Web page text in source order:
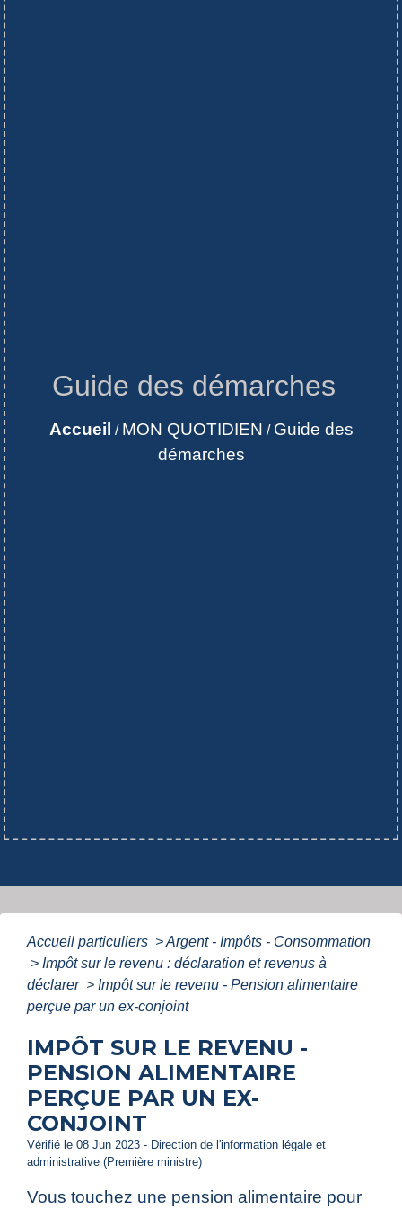
Guide des démarches
Accueil / MON QUOTIDIEN / Guide des
démarches
Accueil particuliers >Argent - Impôts - Consommation
> Impôt sur le revenu : déclaration et revenus à
déclarer > Impôt sur le revenu - Pension alimentaire
perçue par un ex-conjoint
IMPÔT SUR LE REVENU -
PENSION ALIMENTAIRE
PERÇUE PAR UN EX-
CONJOINT
Vérifié le 08 Jun 2023 - Direction de l'information légale et
administrative (Première ministre)
Vous touchez une pension alimentaire pour